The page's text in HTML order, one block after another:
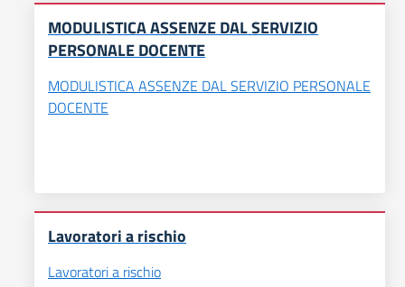
MODULISTICA ASSENZE DAL SERVIZIO
PERSONALE DOCENTE
MODULISTICA ASSENZE DAL SERVIZIO PERSONALE
DOCENTE
Lavoratori a rischio
Lavoratori a rischio